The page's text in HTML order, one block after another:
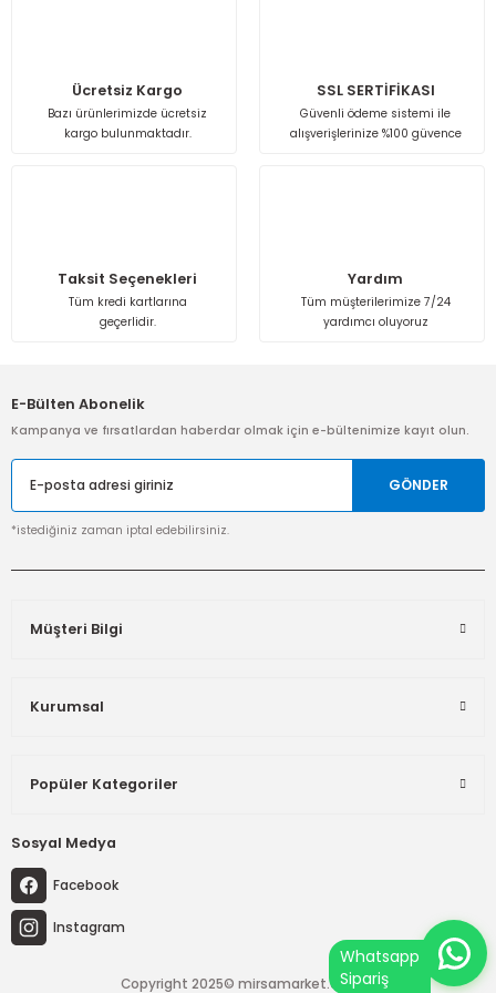
Elektrostatik Filtreler
Ücretsiz Kargo
Bazı ürünlerimizde ücretsiz
kargo bulunmaktadır.
SSL SERTİFİKASI
Güvenli ödeme sistemi ile
alışverişlerinize %100 güvence
Taksit Seçenekleri
Tüm kredi kartlarına
geçerlidir.
Yardım
Tüm müşterilerimize 7/24
yardımcı oluyoruz
E-Bülten Abonelik
Kampanya ve fırsatlardan haberdar olmak için e-bültenimize kayıt olun.
GÖNDER
*istediğiniz zaman iptal edebilirsiniz.
Müşteri Bilgi
Kurumsal
Popüler Kategoriler
Sosyal Medya
Facebook
Instagram
Copyright 2025© mirsamarket.com.tr